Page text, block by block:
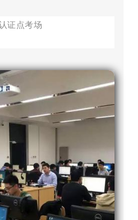
证点考场